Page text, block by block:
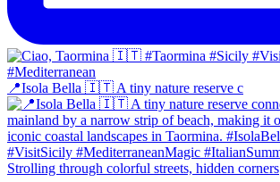
📍Isola Bella 🇮🇹 A tiny nature reserve c
Strolling through colorful streets, hidden corners